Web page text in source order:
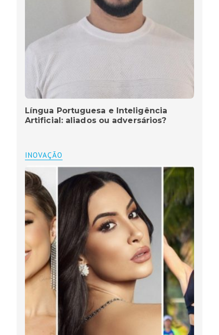
Língua Portuguesa e Inteligência
Artificial: aliados ou adversários?
INOVAÇÃO